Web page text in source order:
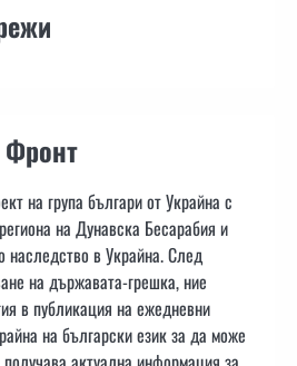
Фронт
на група българи от Украйна с
на Дунавска Бесарабия и
наследство в Украйна. След
на държавата-грешка, ние
в публикация на ежедневни
на български език за да може